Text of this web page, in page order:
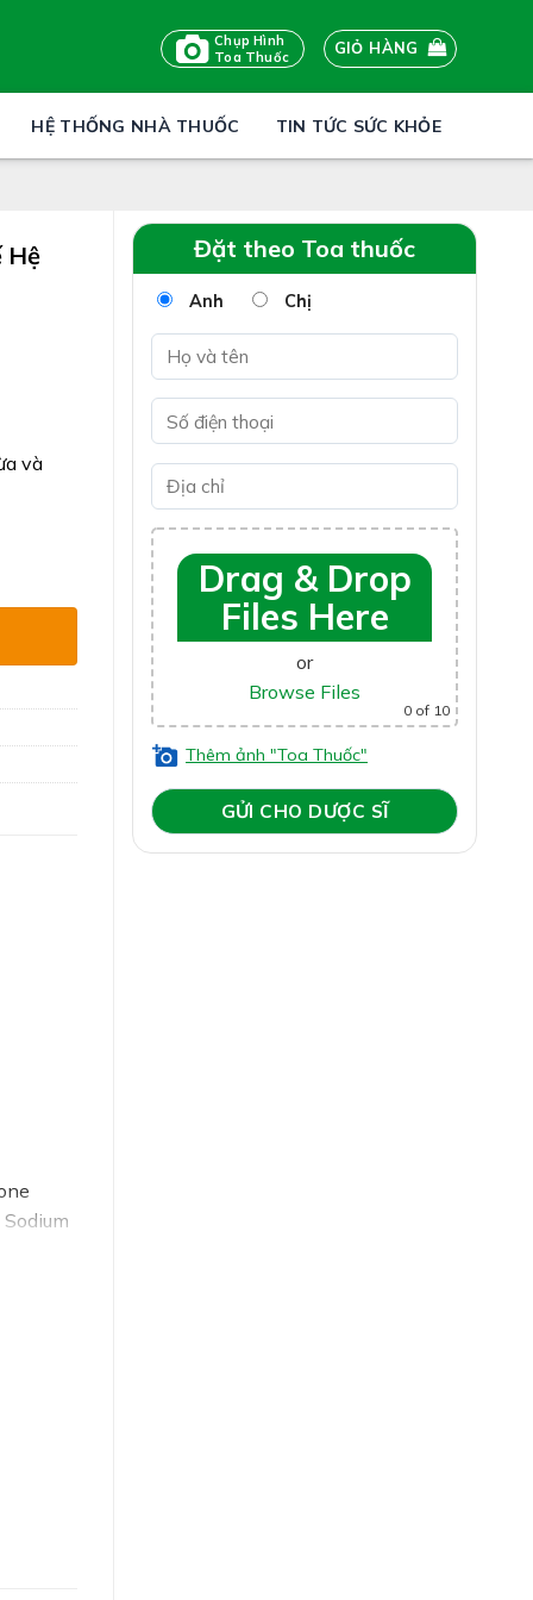
Chụp Hình
Toa Thuốc
GIỎ HÀNG
HỆ THỐNG NHÀ THUỐC TIN TỨC SỨC KHỎE
Đặt theo Toa thuốc
Anh Chị
Drag & Drop
Files Here
or
Browse Files
0 of 10
Thêm ảnh "Toa Thuốc"
Hệ
và